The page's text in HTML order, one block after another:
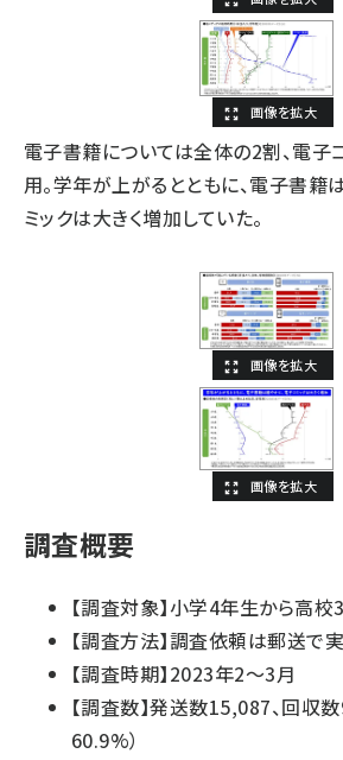
電子書籍については全体の2割、電子
用。学年が上がるとともに、電子書籍
ミックは大きく増加していた。
調査概要
【調査対象】小学4年生から高
【調査方法】調査依頼は郵送で
【調査時期】2023年2～3月
【調査数】発送数15,087、回収
60.9%）